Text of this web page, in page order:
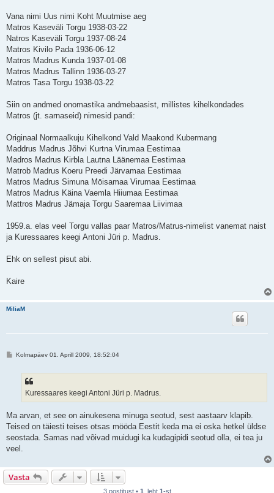
s
Vana nimi Uus nimi Koht Muutmise aeg
Matros Kaseväli Torgu 1938-03-22
Natros Kaseväli Torgu 1937-08-24
Matros Kivilo Pada 1936-06-12
Matros Madrus Kunda 1937-01-08
Matros Madrus Tallinn 1936-03-27
Matros Tasa Torgu 1938-03-22
Siin on andmed onomastika andmebaasist, millistes kihelkondades
Matros (jt. sarnaseid) nimesid pandi:
Originaal Normaalkuju Kihelkond Vald Maakond Kubermang
Maddrus Madrus Jõhvi Kurtna Virumaa Eestimaa
Madros Madrus Kirbla Lautna Läänemaa Eestimaa
Matrob Madrus Koeru Preedi Järvamaa Eestimaa
Matros Madrus Simuna Mōisamaa Virumaa Eestimaa
Matros Madrus Käina Vaemla Hiiumaa Eestimaa
Mattros Madrus Jämaja Torgu Saaremaa Liivimaa
1959.a. elas veel Torgu vallas paar Matros/Matrus-nimelist vanemat naist
ja Kuressaares keegi Antoni Jüri p. Madrus.
Ehk on sellest pisut abi.
Kaire
MiliaM
PKolmapäev 01. Aprill 2009, 18:52:04
Kuressaares keegi Antoni Jüri p. Madrus.
Ma arvan, et see on ainukesena minuga seotud, sest aastaarv klapib.
Teised on täiesti teises otsas mööda Eestit keda ma ei oska hetkel üldse
seostada. Samas nad võivad muidugi ka kudagipidi seotud olla, ei tea ju
veel.
Vasta
3 postitust • 1 . leht 1-st